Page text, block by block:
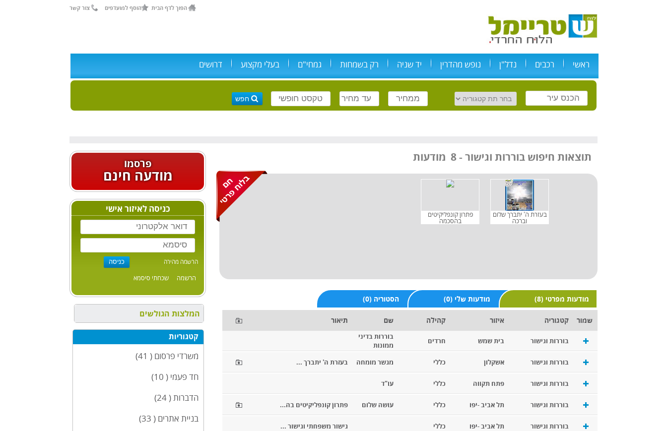
הפוך לדף הבית הוסף למועדפים צור קשר
ראשי רכבים נדל"ן נופש מהדרין יד שניה רק בשמחות גמחי"ם בעלי מקצוע דרושים
תוצאות חיפוש בוררות וגישור -
8
בעזרת ה' יתברך שלום
וברכה
פתרון קונפליקיטים
בהסכמה
(8) מודעות מפרטי (0) מודעות שלי (0) הסטוריה
שמור קטגוריה איזור קהילה שם תיאור
בוררות וגישור בית שמש חרדים
בוררות בדיני
ממונות
בוררות וגישור
אשקלון כללי מגשר מומחה בעזרת ה' יתברך ...
בוררות וגישור פתח תקווה כללי עו"ד
בוררות וגישור תל אביב -יפו כללי עושה שלום פתרון קונפליקיטים בה...
בוררות וגישור תל אביב -יפו כללי גישור משפחתי וגישור ...
פרסמו
מודעה חינם
כניסה לאיזור אישי
הרשמה מהירה
שכחתי סיסמא הרשמה
המלצות הגולשים
קטגוריות
משרדי פרסום ( 41)
חד פעמי ( 10)
הדברות ( 24)
בניית אתרים ( 33)